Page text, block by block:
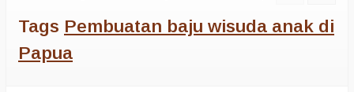
Tags Pembuatan baju wisuda anak di
Papua